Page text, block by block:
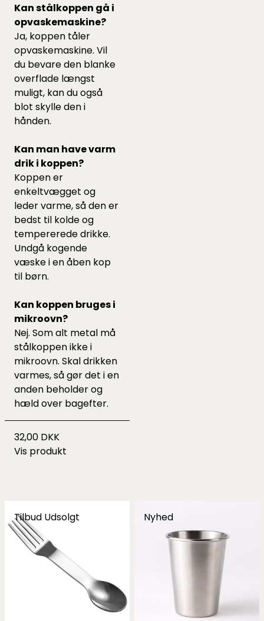
Kan stålkoppen gå i
opvaskemaskine?
Ja, koppen tåler
opvaskemaskine. Vil
du bevare den blanke
overflade længst
muligt, kan du også
blot skylle den i
hånden.
Kan man have varm
drik i koppen?
Koppen er
enkeltvægget og
leder varme, så den er
bedst til kolde og
tempererede drikke.
Undgå kogende
væske i en åben kop
til børn.
Kan koppen bruges i
mikroovn?
Nej. Som alt metal må
stålkoppen ikke i
mikroovn. Skal drikken
varmes, så gør det i en
anden beholder og
hæld over bagefter.
32,00 DKK
Vis produkt
Tilbud Udsolgt Nyhed